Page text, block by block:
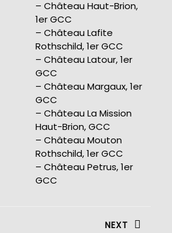
– Château Haut-Brion,
1er GCC
– Château Lafite
Rothschild, 1er GCC
– Château Latour, 1er
GCC
– Château Margaux, 1er
GCC
– Château La Mission
Haut-Brion, GCC
– Château Mouton
Rothschild, 1er GCC
– Château Petrus, 1er
GCC
NEXT